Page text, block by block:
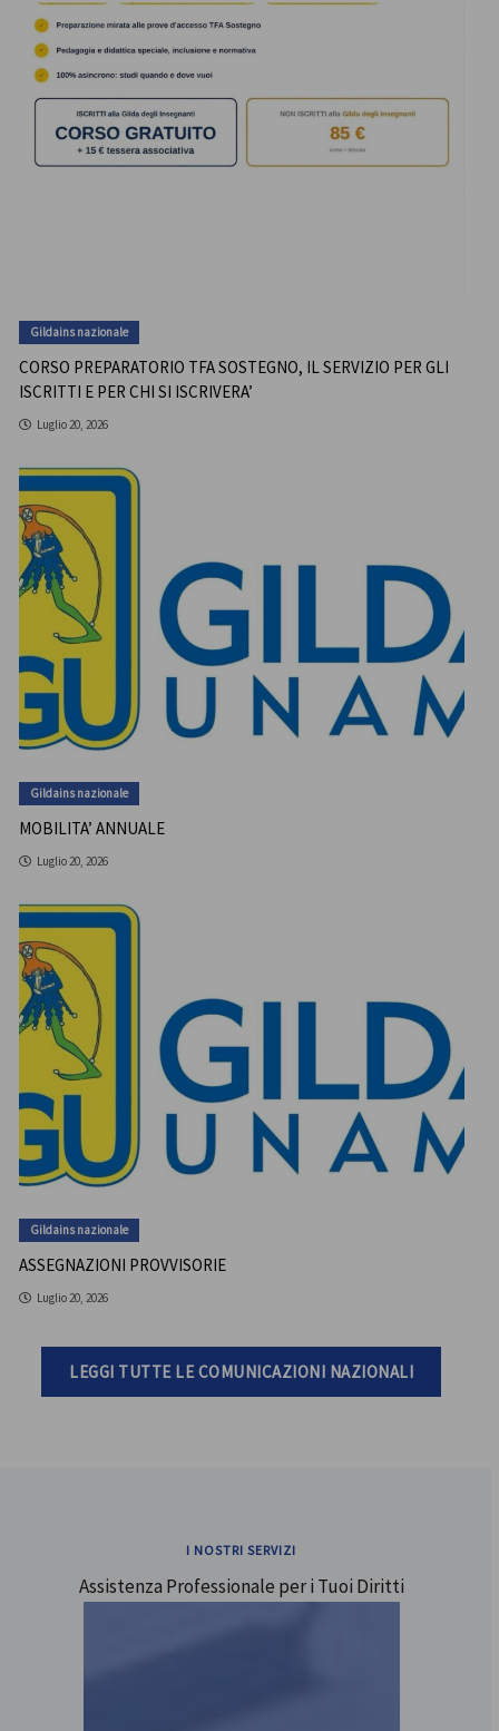
Gildains nazionale
CORSO PREPARATORIO TFA SOSTEGNO, IL SERVIZIO PER GLI
ISCRITTI E PER CHI SI ISCRIVERA’
Luglio 20, 2026
Gildains nazionale
MOBILITA’ ANNUALE
Luglio 20, 2026
Gildains nazionale
ASSEGNAZIONI PROVVISORIE
Luglio 20, 2026
LEGGI TUTTE LE COMUNICAZIONI NAZIONALI
I NOSTRI SERVIZI
Assistenza Professionale per i Tuoi Diritti